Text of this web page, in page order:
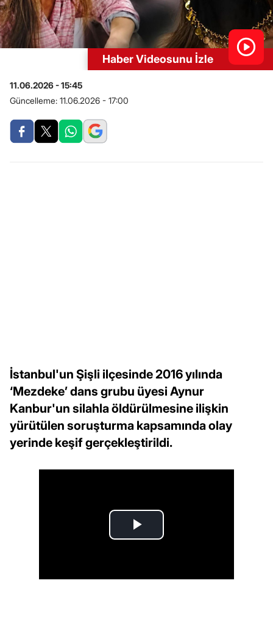
Haber Videosunu İzle
11.06.2026 - 15:45
Güncelleme: 11.06.2026 - 17:00
İstanbul'un Şişli ilçesinde 2016 yılında
‘Mezdeke’ dans grubu üyesi Aynur
Kanbur'un silahla öldürülmesine ilişkin
yürütülen soruşturma kapsamında olay
yerinde keşif gerçekleştirildi.